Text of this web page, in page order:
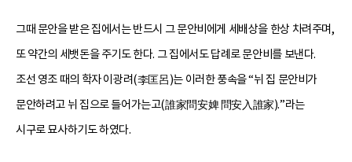
그때 문안을 받은 집에서는 반드시 그 문안비에게 세배상을 한상 차려주며,
또 약간의 세뱃돈을 주기도 한다. 그 집에서도 답례로 문안비를 보낸다.
조선 영조 때의 학자 이광려(李匡呂)는 이러한 풍속을 “뉘 집 문안비가
문안하려고 뉘 집으로 들어가는고(誰家問安婢 問安入誰家).”라는
시구로 묘사하기도 하였다.